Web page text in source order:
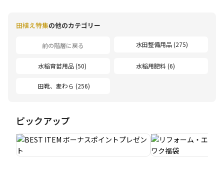
田植え特集の他のカテゴリー
前の階層に戻る 水田整備用品 (275)
水稲育苗用品 (50) 水稲用肥料 (6)
田靴、麦わら (256)
ピックアップ